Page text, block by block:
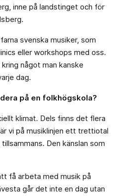
inne på landstinget och för
svenska musiker, som
eller workshops med oss.
något man kanske
dag.
på en folkhögskola?
klimat. Dels finns det flera
vi på musiklinjen ett trettiotal
Den känslan som
få arbeta med musik på
går det inte en dag utan